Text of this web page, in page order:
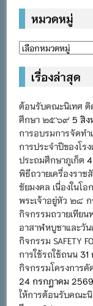
หมวดหมู่
หมวด
เรื่องล่าสุด
ต้อนรับคณะนิเทศ ติ
ศึกษา ๒๕๖๙ 5 สิง
การอบรมการจัดท
การประจำปีของโร
ประถมศึกษาภูเก็ต
พิธีถวายเครื่องราช
ชัยมงคล เนื่องในโ
พระเจ้าอยู่หัว ๒๘
กิจกรรมถวายเทียน
อาสาฬหบูชาและวัน
กิจกรรม SAFETY
การใช้รถใช้ถนน 31
กิจกรรมโครงการ
24 กรกฎาคม 2569
ให้การต้อนรับคณะ